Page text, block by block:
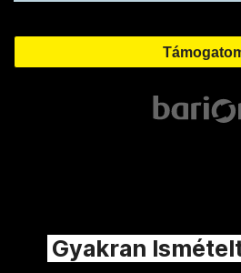
Gyakran